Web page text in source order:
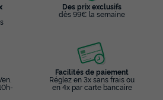
Des prix exclusifs
dès 99€ la semaine
Facilités de paiement
Réglez en 3x sans frais ou
en 4x par carte bancaire